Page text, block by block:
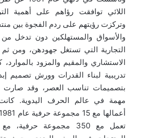
اللائي توافقت رؤاهم على أهمية
وتركزت رؤيتهم على ردم الفجوة بين
والأسواق والمستهلكين دون تدخل من
التجارية التي تستغل جهودهن، ومن
الاستشاري والمقيم والمزود
تدريبية لبناء القدرات وورش تصميم
بتصميمات تناسب العصر، وقد صارت
مهمة في عالم الحرف اليدوية.
تعمل مع 350 مجموعة